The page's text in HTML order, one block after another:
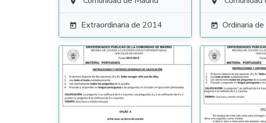
 Extraordinaria de 2014  Ordinaria